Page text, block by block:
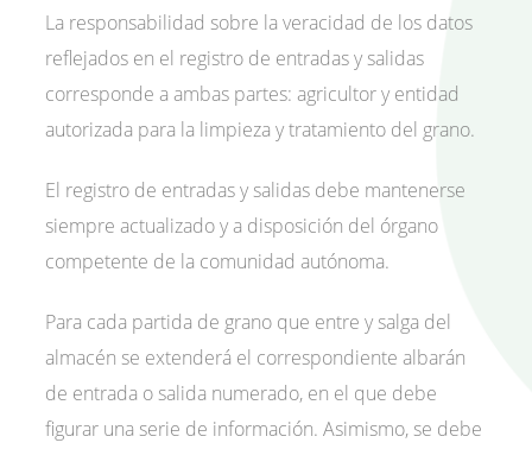
La responsabilidad sobre la veracidad de los datos
reflejados en el registro de entradas y salidas
corresponde a ambas partes: agricultor y entidad
autorizada para la limpieza y tratamiento del grano.
El registro de entradas y salidas debe mantenerse
siempre actualizado y a disposición del órgano
competente de la comunidad autónoma.
Para cada partida de grano que entre y salga del
almacén se extenderá el correspondiente albarán
de entrada o salida numerado, en el que debe
figurar una serie de información. Asimismo, se debe